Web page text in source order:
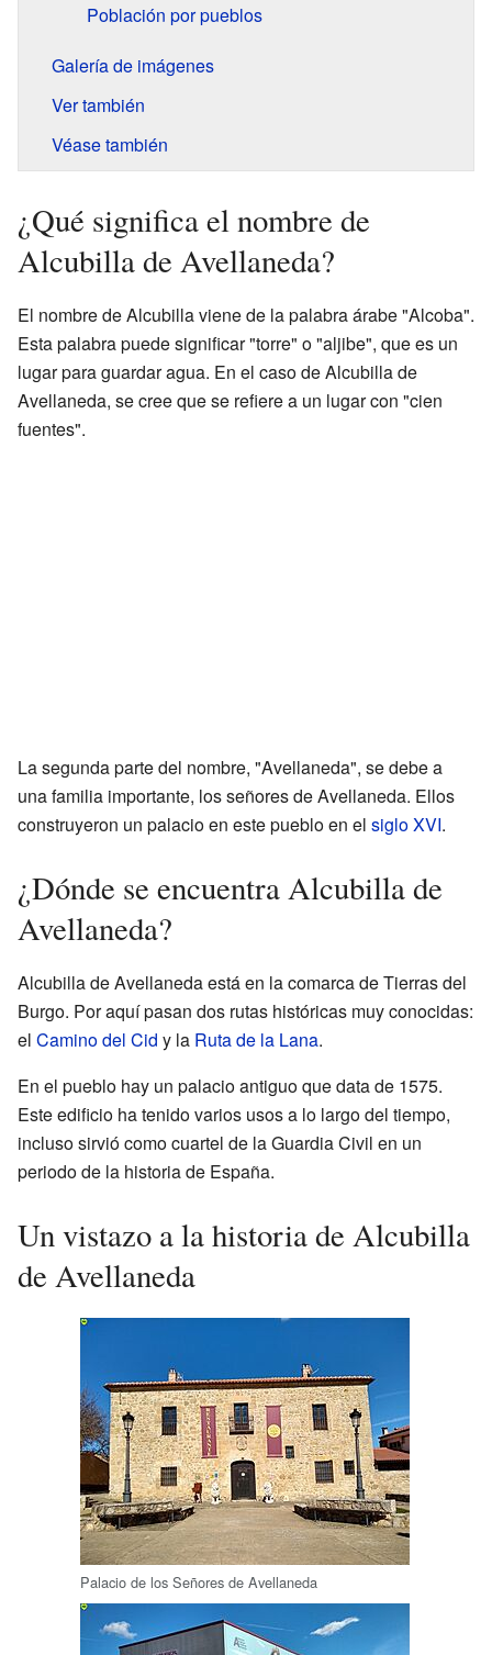
Población por pueblos
Galería de imágenes
Ver también
Véase también
¿Qué significa el nombre de
Alcubilla de Avellaneda?
El nombre de Alcubilla viene de la palabra árabe "Alcoba".
Esta palabra puede significar "torre" o "aljibe", que es un
lugar para guardar agua. En el caso de Alcubilla de
Avellaneda, se cree que se refiere a un lugar con "cien
fuentes".
La segunda parte del nombre, "Avellaneda", se debe a
una familia importante, los señores de Avellaneda. Ellos
construyeron un palacio en este pueblo en el siglo XVI.
¿Dónde se encuentra Alcubilla de
Avellaneda?
Alcubilla de Avellaneda está en la comarca de Tierras del
Burgo. Por aquí pasan dos rutas históricas muy conocidas:
el Camino del Cid y la Ruta de la Lana.
En el pueblo hay un palacio antiguo que data de 1575.
Este edificio ha tenido varios usos a lo largo del tiempo,
incluso sirvió como cuartel de la Guardia Civil en un
periodo de la historia de España.
Un vistazo a la historia de Alcubilla
de Avellaneda
Palacio de los Señores de Avellaneda